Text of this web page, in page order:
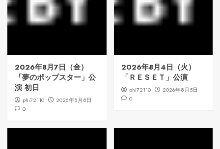
2026年8月7日（金）
「夢のポップスター」公
演 初日
phi72110
2026年8月8日
0
2026年8月4日（火）
「ＲＥＳＥＴ」公演
phi72110
2026年8月5日
0